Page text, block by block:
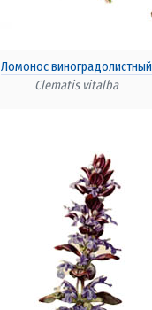
Ломонос виноградолистный
Clematis vitalba